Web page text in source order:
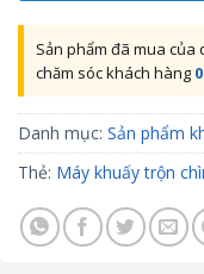
Sản phẩm đã mua của
chăm sóc khách hàng
Danh mục: Sản phẩm
Thẻ: Máy khuấy trộn